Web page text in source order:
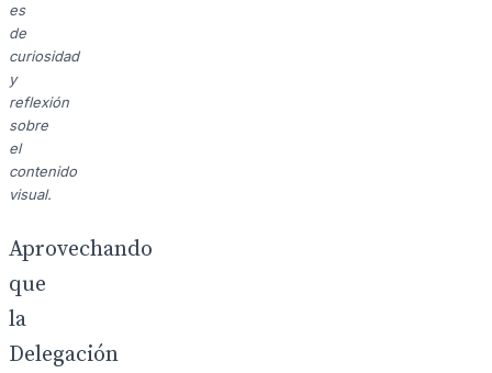
es
de
curiosidad
y
reflexión
sobre
el
contenido
visual.
Aprovechando
que
la
Delegación